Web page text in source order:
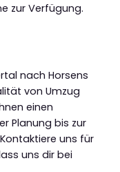
zur Verfügung.
nach Horsens
von Umzug
einen
Planung bis zur
uns für
uns dir bei